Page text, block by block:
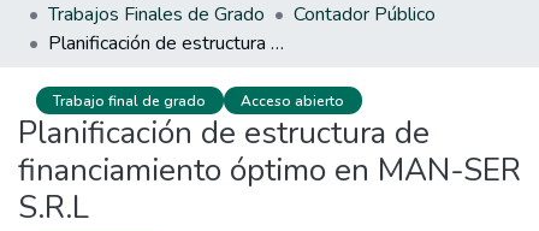
Trabajos Finales de Grado
Contador Público
Planificación de estructura de financiamiento óptimo en MAN-SER S.R.L
Trabajo final de grado Acceso abierto
Planificación de estructura de
financiamiento óptimo en MAN-SER
S.R.L